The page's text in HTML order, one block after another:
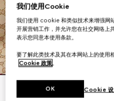
我们使用Cookie
我们使用 cookie 和类似技术来增强网
开展营销工作，并允许您在社交网络上
表示您同意本使用条款。
要了解此类技术及其在本网站上的使用
Cookie 政策。
Cookie 设
OK